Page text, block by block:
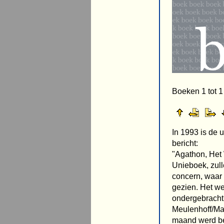
Boeken 1 tot
In 1993 is de
bericht:
"Agathon, Het
Unieboek,
concern,
gezien. Het
Meulenhoff/
maand werd